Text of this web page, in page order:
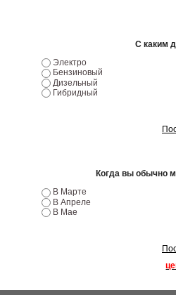
С каким
Электро
Бензиновый
Дизельный
Гибридный
Когда вы обычно
В Марте
В Апреле
В Мае